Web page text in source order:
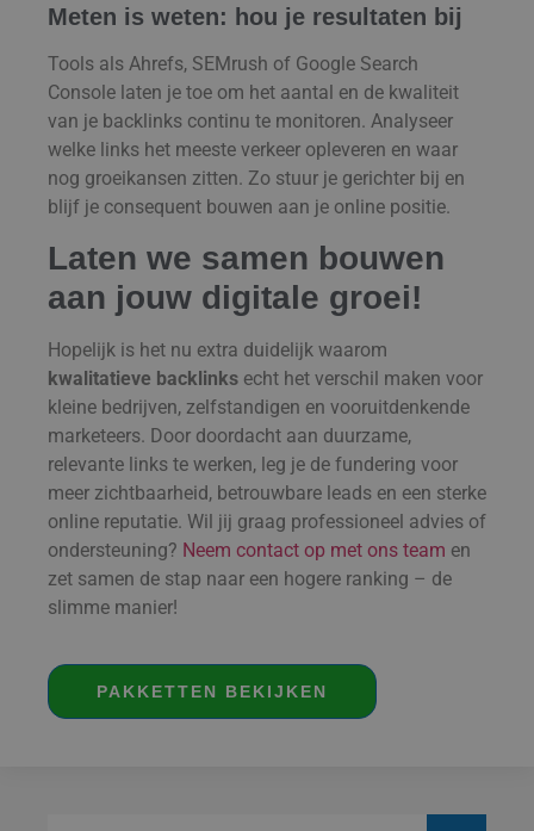
Meten is weten: hou je resultaten bij
Tools als Ahrefs, SEMrush of Google Search
Console laten je toe om het aantal en de kwaliteit
van je backlinks continu te monitoren. Analyseer
welke links het meeste verkeer opleveren en waar
nog groeikansen zitten. Zo stuur je gerichter bij en
blijf je consequent bouwen aan je online positie.
Laten we samen bouwen
aan jouw digitale groei!
Hopelijk is het nu extra duidelijk waarom
kwalitatieve backlinks echt het verschil maken voor
kleine bedrijven, zelfstandigen en vooruitdenkende
marketeers. Door doordacht aan duurzame,
relevante links te werken, leg je de fundering voor
meer zichtbaarheid, betrouwbare leads en een sterke
online reputatie. Wil jij graag professioneel advies of
ondersteuning? Neem contact op met ons team en
zet samen de stap naar een hogere ranking – de
slimme manier!
PAKKETTEN BEKIJKEN